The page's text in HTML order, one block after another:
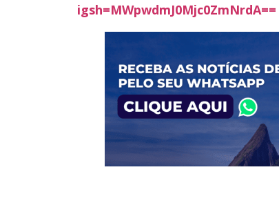
igsh=MWpwdmJ0Mjc0ZmNrdA==